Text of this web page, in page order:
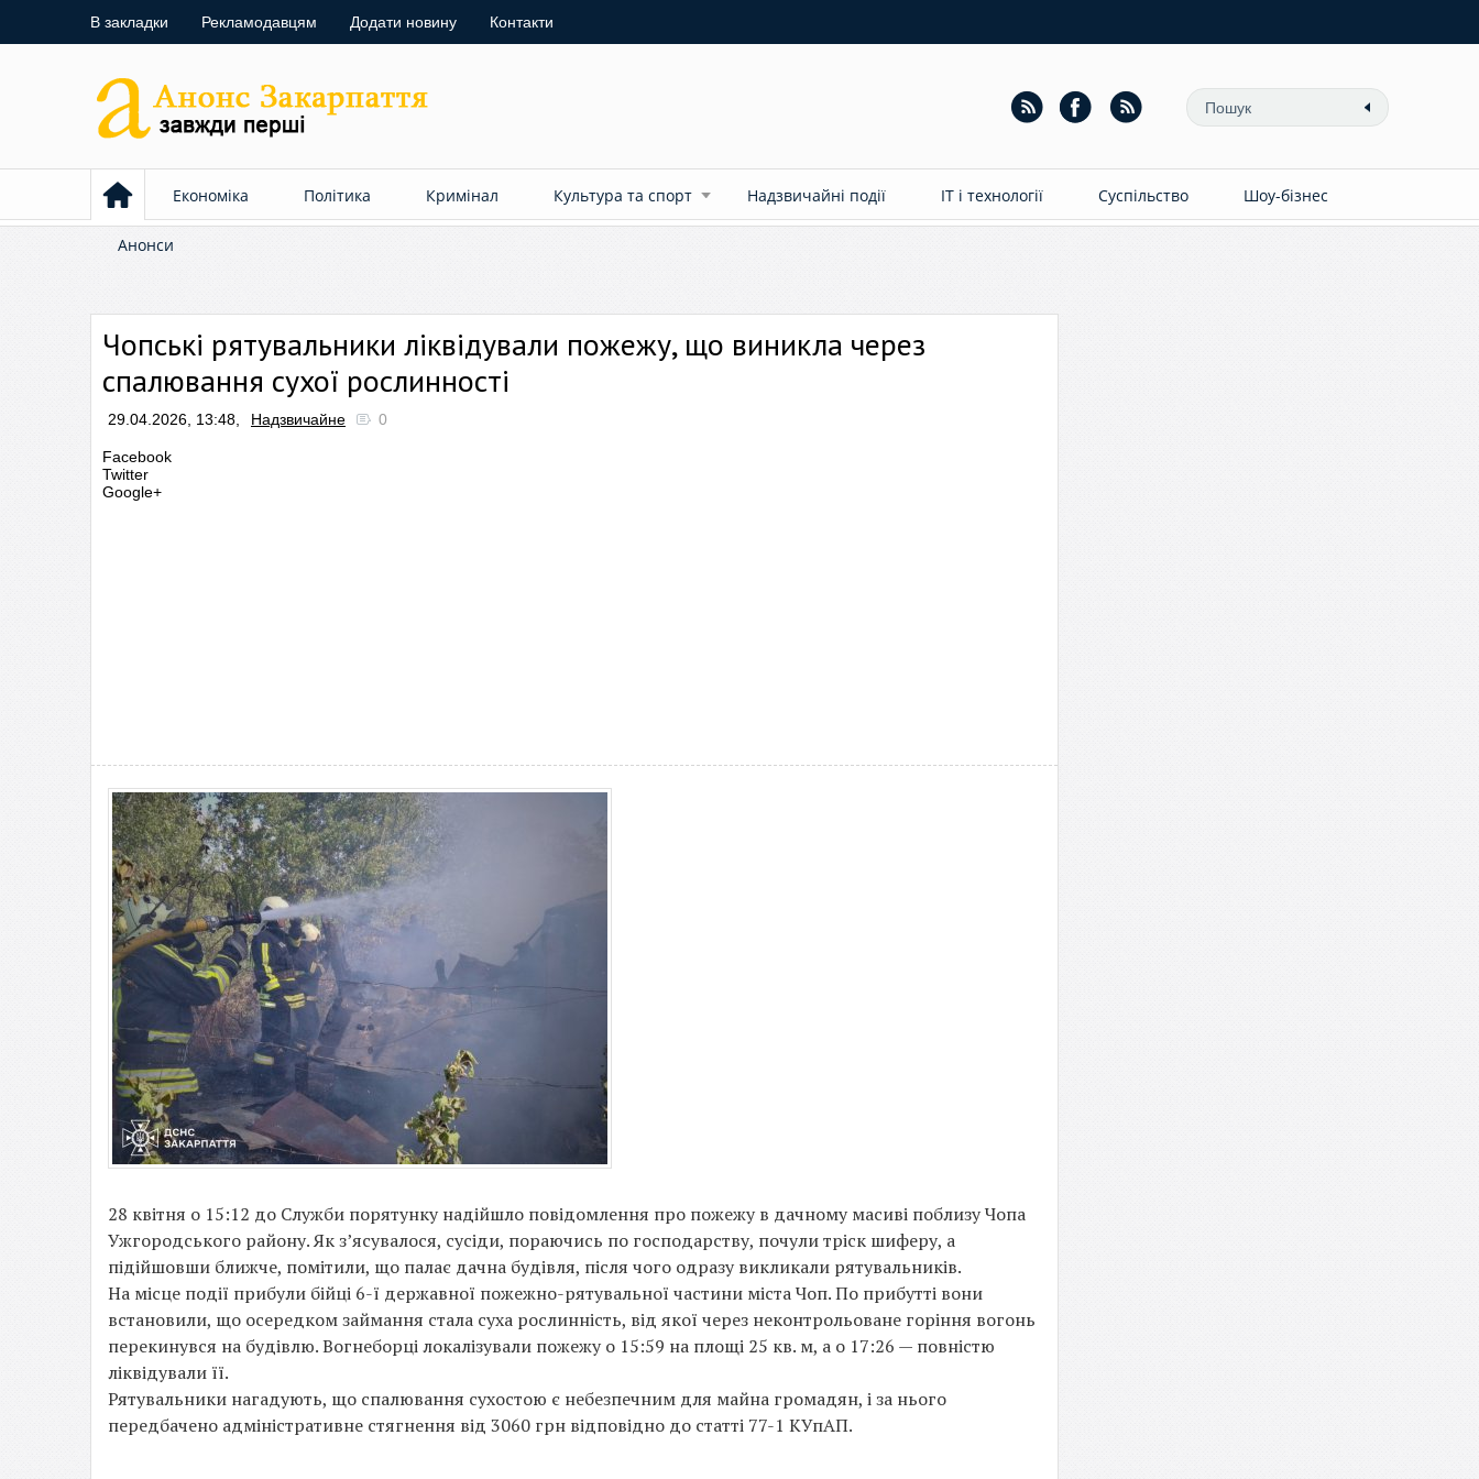
В закладки Рекламодавцям Додати новину Контакти
Економіка Політика Кримінал Культура та спорт Надзвичайні події ІТ і технології Суспільство Шоу-бізнес
Анонси
Чопські рятувальники ліквідували пожежу, що виникла через
спалювання сухої рослинності
29.04.2026, 13:48, Надзвичайне 0
Facebook
Twitter
Google+
28 квітня о 15:12 до Служби порятунку надійшло повідомлення про пожежу в дачному масиві поблизу Чопа
Ужгородського району. Як з’ясувалося, сусіди, пораючись по господарству, почули тріск шиферу, а
підійшовши ближче, помітили, що палає дачна будівля, після чого одразу викликали рятувальників.
На місце події прибули бійці 6-ї державної пожежно-рятувальної частини міста Чоп. По прибутті вони
встановили, що осередком займання стала суха рослинність, від якої через неконтрольоване горіння вогонь
перекинувся на будівлю. Вогнеборці локалізували пожежу о 15:59 на площі 25 кв. м, а о 17:26 — повністю
ліквідували її.
Рятувальники нагадують, що спалювання сухостою є небезпечним для майна громадян, і за нього
передбачено адміністративне стягнення від 3060 грн відповідно до статті 77-1 КУпАП.